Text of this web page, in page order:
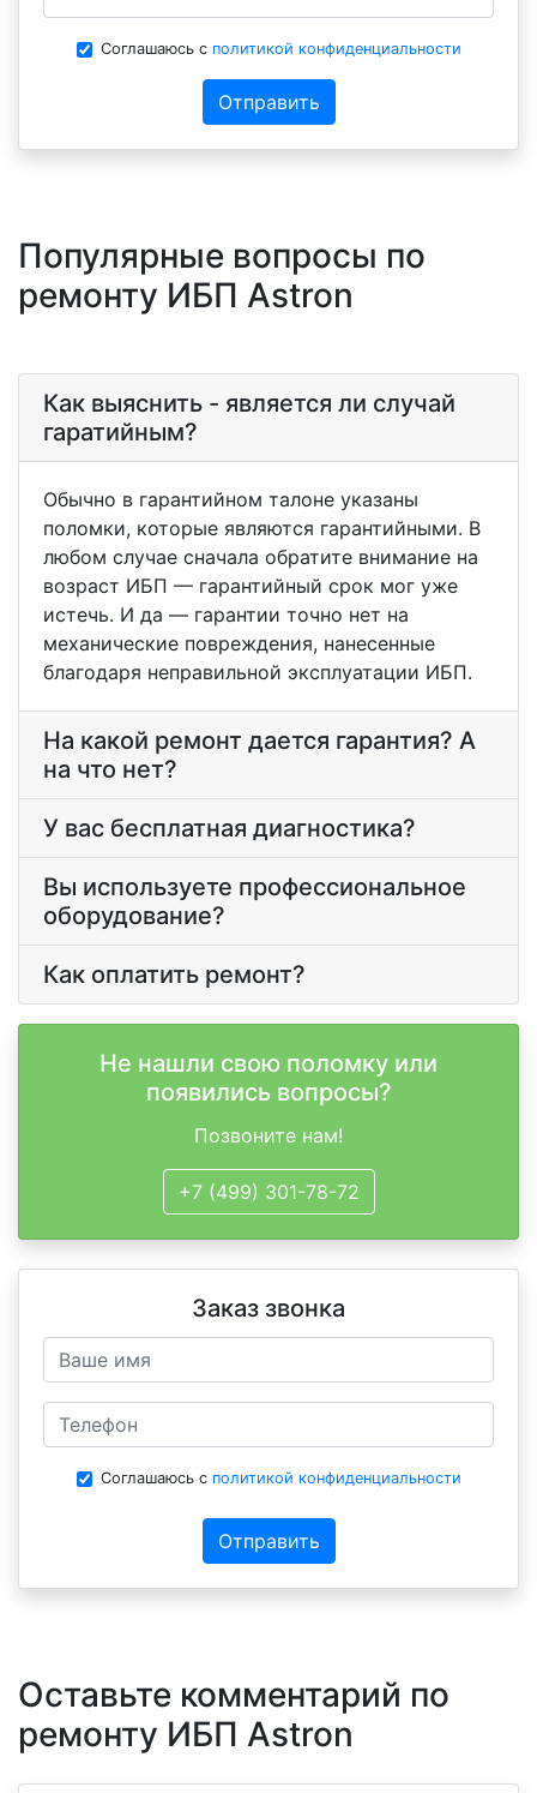
Соглашаюсь с политикой конфиденциальности
Отправить
Популярные вопросы по
ремонту ИБП Astron
Как выяснить - является ли случай
гаратийным?
Обычно в гарантийном талоне указаны
поломки, которые являются гарантийными. В
любом случае сначала обратите внимание на
возраст ИБП — гарантийный срок мог уже
истечь. И да — гарантии точно нет на
механические повреждения, нанесенные
благодаря неправильной эксплуатации ИБП.
На какой ремонт дается гарантия? А
на что нет?
У вас бесплатная диагностика?
Вы используете профессиональное
оборудование?
Как оплатить ремонт?
Не нашли свою поломку или
появились вопросы?
Позвоните нам!
+7 (499) 301-78-72
Заказ звонка
Соглашаюсь с политикой конфиденциальности
Отправить
Оставьте комментарий по
ремонту ИБП Astron